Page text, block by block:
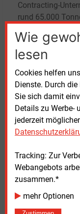
Wie
lesen
Cookies helfen
Dienste. Durch
Sie sich damit
Details zu Werbe-
jederzeit
Tracking: Zur
Webangebots
zusammen.*
mehr Optionen
Contracting-
rund 65.000
verlässliche
arme
Energiebedarf
negative
Die Host Group
Mittelpunkt
anderen
Heidi Roider